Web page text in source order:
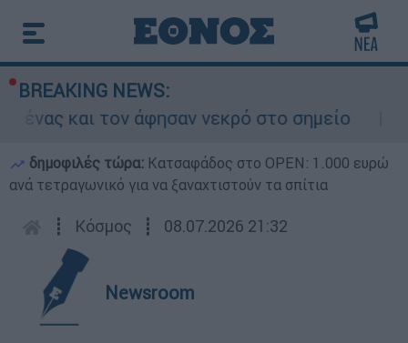
BREAKING NEWS:
τον άφησαν νεκρό στο σημείο
Δίωξη
δημοφιλές τώρα: Κατσαφάδος στο OPEN: 1.000 ευρώ
ανά τετραγωνικό για να ξαναχτιστούν τα σπίτια
┋ Κόσμος ┋ 08.07.2026 21:32
Newsroom